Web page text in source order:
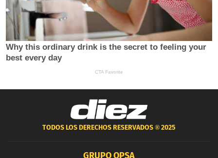
TODOS LOS DERECHOS RESERVADOS ®2025
GRUPO OPSA